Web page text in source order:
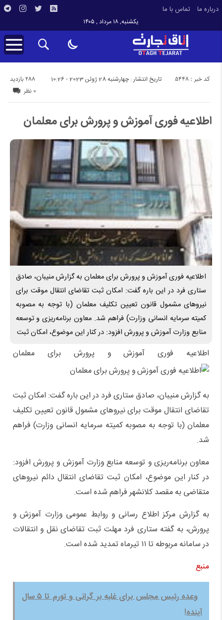
درباره ما تماس با ما
یکشنبه, ۱۸ مرداد , ۱۴۰۵
تاریخ انتشار : چهارشنبه 28 ژوئن 2023 - 10:26 288 بازدید کد خبر : 5448
0 نظر
اطلاعیه فوری آموزش و پرورش برای معلمان
اطلاعیه فوری آموزش و پرورش برای معلمان به گزارش منیبان، صادق
ستاری فرد در این باره گفت: امکان ثبت تقاضای انتقال موقت برای
نیروهای مشمول قانون تعیین تکلیف معلمان (با توجه به مصوبه
کمیته سرمایه انسانی وزارت) فراهم شد. معاون برنامه‌ریزی و توسعه
منابع وزارت آموزش و پرورش افزود: در کنار این موضوع، امکان ثبت
اطلاعیه فوری آموزش و پرورش برای معلمان
به گزارش منیبان، صادق ستاری فرد در این باره گفت: امکان ثبت
تقاضای انتقال موقت برای نیروهای مشمول قانون تعیین تکلیف
معلمان (با توجه به مصوبه کمیته سرمایه انسانی وزارت) فراهم
شد.
معاون برنامه‌ریزی و توسعه منابع وزارت آموزش و پرورش افزود:
در کنار این موضوع، امکان ثبت تقاضای انتقال دائم نیروهای
متقاضی به مقصد کلانشهر فراهم شده است.
به گزارش مرکز اطلاع رسانی و روابط عمومی وزارت آموزش و
پرورش، به گفته ستاری فرد مهلت ثبت تقاضای نقل و انتقالات
در سامانه مربوطه تا ۱۱ تیرماه تمدید شده است.
منبع
وعده رئیس مجلس برای غلبه بر گرانی و تورم تا ۵ سال
آینده!